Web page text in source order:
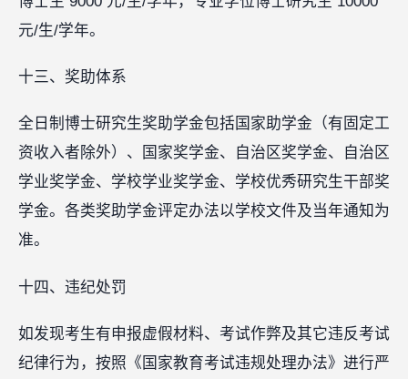
元/生/学年。
十三、奖助体系
全日制博士研究生奖助学金包括国家助学金（有固定工
资收入者除外）、国家奖学金、自治区奖学金、自治区
学业奖学金、学校学业奖学金、学校优秀研究生干部奖
学金。各类奖助学金评定办法以学校文件及当年通知为
准。
十四、违纪处罚
如发现考生有申报虚假材料、考试作弊及其它违反考试
纪律行为，按照《国家教育考试违规处理办法》进行严